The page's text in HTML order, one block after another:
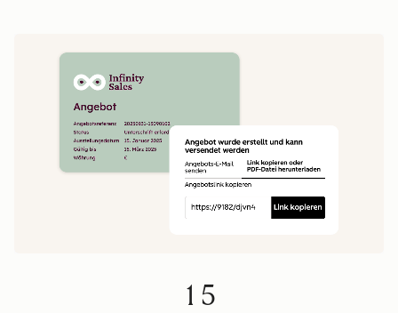
5
6
7
8
1
9
0
1
2
5
3
4
5